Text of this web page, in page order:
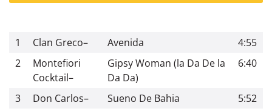
1 Clan Greco– Avenida
4:55
2
Montefiori
Cocktail–
Gipsy Woman (la Da De la
Da Da)
6:40
3 Don Carlos– Sueno De Bahia
5:52